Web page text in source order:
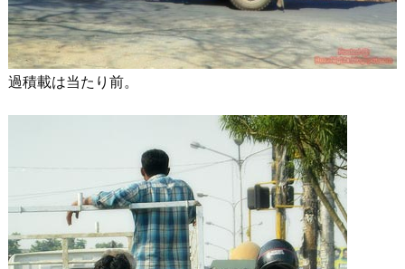
過積載は当たり前。